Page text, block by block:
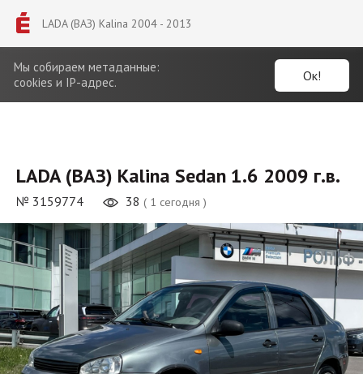
LADA (ВАЗ) Kalina 2004 - 2013
Мы собираем метаданные:
cookies и IP-адрес.
Ок!
LADA (ВАЗ) Kalina Sedan 1.6 2009 г.в.
№ 3159774 38 ( 1 сегодня )